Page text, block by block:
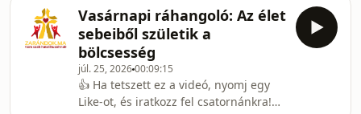
2026-ban.
https://zarandok.ma/tamogatas/Lelkesítő
– 28. részszerkesztő: Bartha Angéla
SSSoperatőr: Firling Attilavágó:
Herczeg András, Harasztovics
Arnoldfőszerkesztő és producer:
Harasztovics ArnoldKészítette a Szent
Vasárnapi ráhangoló: Az élet
sebeiből születik a
bölcsesség
júl. 25, 202600:09:15
👍 Ha tetszett ez a videó, nyomj egy
Like-ot, és iratkozz fel csatornánkra!🔔